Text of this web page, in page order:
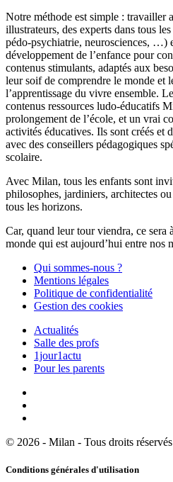
Notre méthode est simple : travailler
illustrateurs, des experts dans tous
pédo-psychiatrie, neurosciences, …)
développement de l’enfance pour
contenus stimulants, adaptés aux
leur soif de comprendre le monde et
l’apprentissage du vivre ensemble.
contenus ressources ludo-éducatifs
prolongement de l’école, et un vrai
activités éducatives. Ils sont créés et
avec des conseillers pédagogiques
scolaire.
Avec Milan, tous les enfants sont
philosophes, jardiniers, architectes
tous les horizons.
Car, quand leur tour viendra, ce sera
monde qui est aujourd’hui entre nos
Qui sommes-nous ?
Mentions légales
Politique de confidentialité
Gestion des cookies
Actualités
Salle des profs
1jour1actu
Pour les parents
© 2026 - Milan - Tous droits réservés
Conditions générales d'utilisation